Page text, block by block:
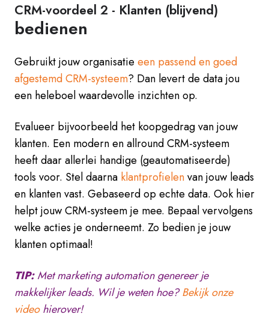
CRM-voordeel 2 - Klanten (blijvend)
bedienen
Gebruikt jouw organisatie een passend en goed
afgestemd CRM-systeem? Dan levert de data jou
een heleboel waardevolle inzichten op.
Evalueer bijvoorbeeld het koopgedrag van jouw
klanten. Een modern en allround CRM-systeem
heeft daar allerlei handige (geautomatiseerde)
tools voor. Stel daarna klantprofielenvan jouw leads
en klanten vast. Gebaseerd op echte data. Ook hier
helpt jouw CRM-systeem je mee. Bepaal vervolgens
welke acties je onderneemt. Zo bedien je jouw
klanten optimaal!
TIP:Met marketing automation genereer je
makkelijker leads. Wil je weten hoe?Bekijk onze
videohierover!